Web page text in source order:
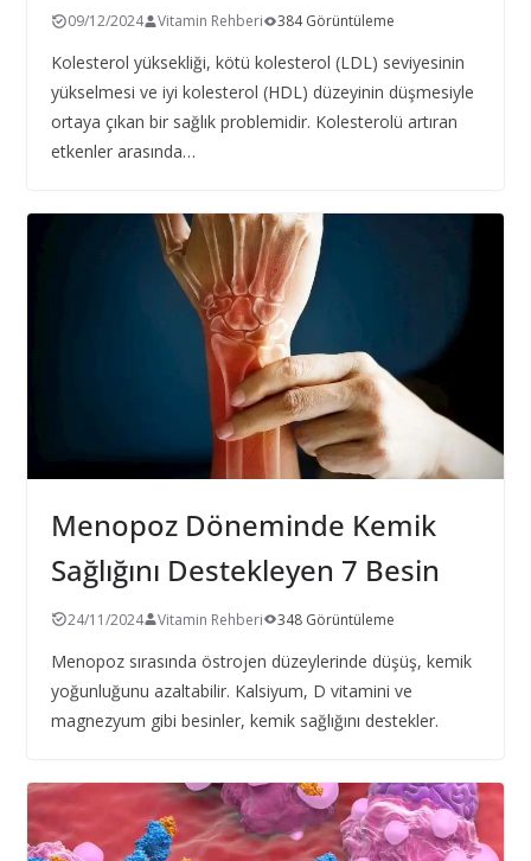
09/12/2024 Vitamin Rehberi 384 Görüntüleme
Kolesterol yüksekliği, kötü kolesterol (LDL) seviyesinin
yükselmesi ve iyi kolesterol (HDL) düzeyinin düşmesiyle
ortaya çıkan bir sağlık problemidir. Kolesterolü artıran
etkenler arasında…
Menopoz Döneminde Kemik
Sağlığını Destekleyen 7 Besin
24/11/2024 Vitamin Rehberi 348 Görüntüleme
Menopoz sırasında östrojen düzeylerinde düşüş, kemik
yoğunluğunu azaltabilir. Kalsiyum, D vitamini ve
magnezyum gibi besinler, kemik sağlığını destekler.